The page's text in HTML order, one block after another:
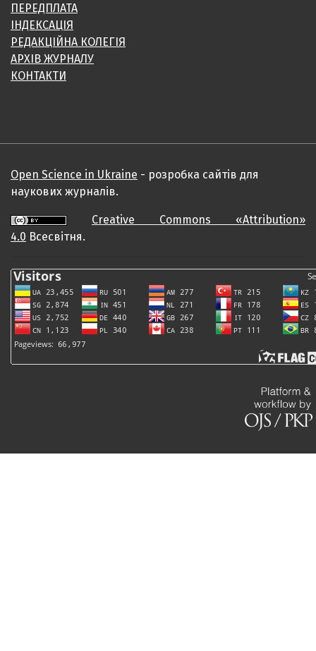
ПЕРЕДПЛАТА
ІНДЕКСАЦІЯ
РЕДАКЦІЙНА КОЛЕГІЯ
АРХІВ ЖУРНАЛУ
КОНТАКТИ
Open Science in Ukraine - розробка сайтів для
наукових журналів.
Creative Commons «Attribution»
4.0 Всесвітня.